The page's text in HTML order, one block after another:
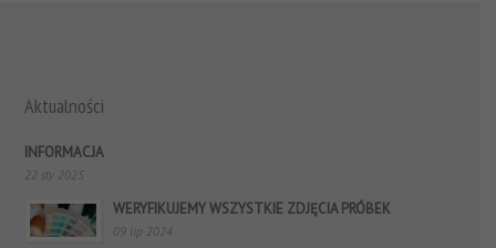
Aktualności
INFORMACJA
22 sty 2025
WERYFIKUJEMY WSZYSTKIE ZDJĘCIA PRÓBEK
09 lip 2024